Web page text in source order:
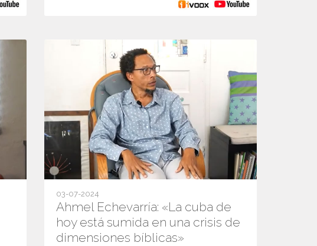
03-07-2024
Ahmel Echevarría: «La cuba de
hoy está sumida en una crisis de
dimensiones bíblicas»